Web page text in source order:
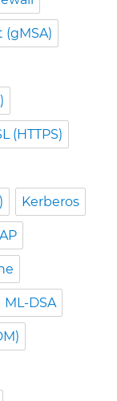
(gMSA)
(HTTPS)
Kerberos
ML-DSA